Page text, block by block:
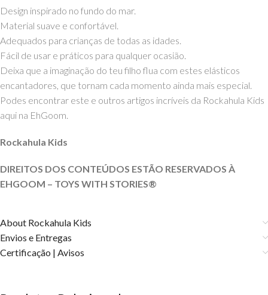
Design inspirado no fundo do mar.
Material suave e confortável.
Adequados para crianças de todas as idades.
Fácil de usar e práticos para qualquer ocasião.
Deixa que a imaginação do teu filho flua com estes elásticos
encantadores, que tornam cada momento ainda mais especial.
Podes encontrar este e outros artigos incríveis da Rockahula Kids
aqui na EhGoom.
Rockahula Kids
DIREITOS DOS CONTEÚDOS ESTÃO RESERVADOS À
EHGOOM – TOYS WITH STORIES®️
About Rockahula Kids
Envios e Entregas
Certificação | Avisos